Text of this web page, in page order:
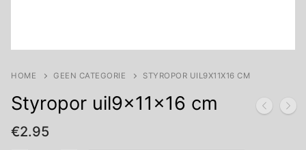
HOME GEEN CATEGORIE STYROPOR UIL9X11X16 CM
Styropor uil9x11x16 cm
€2.95